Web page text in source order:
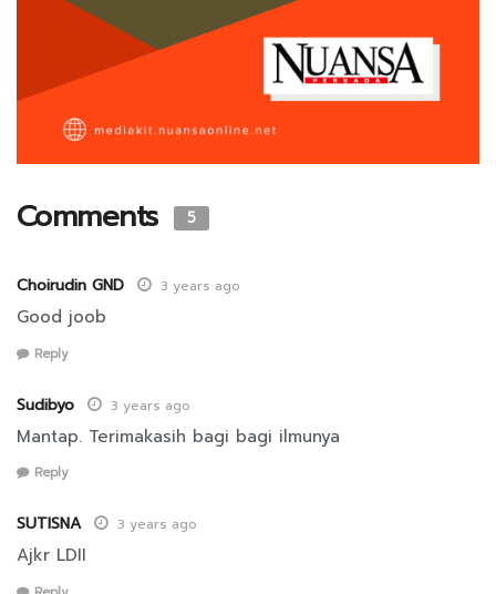
Comments 5
Choirudin GND 3 years ago
Good joob
Reply
Sudibyo 3 years ago
Mantap. Terimakasih bagi bagi ilmunya
Reply
SUTISNA 3 years ago
Ajkr LDII